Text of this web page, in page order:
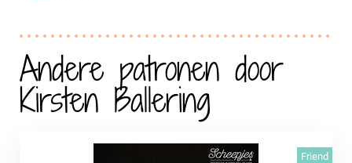
Andere patronen door
Kirsten Ballering
Friend